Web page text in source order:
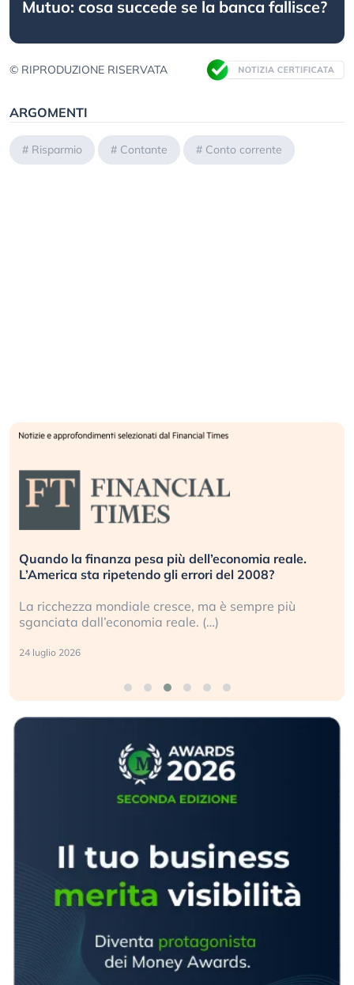
Mutuo: cosa succede se la banca fallisce?
© RIPRODUZIONE RISERVATA
ARGOMENTI
# Risparmio # Contante # Conto corrente
Quando la finanza pesa più dell’economia reale.
L’America sta ripetendo gli errori del 2008?
La ricchezza mondiale cresce, ma è sempre più
sganciata dall’economia reale. (…)
24 luglio 2026